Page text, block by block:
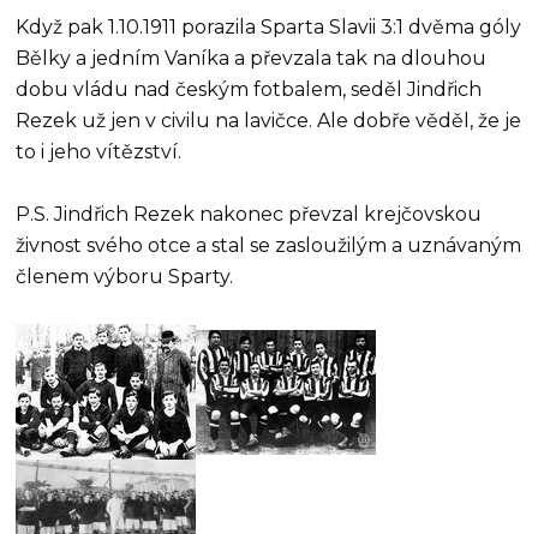
Když pak 1.10.1911 porazila Sparta Slavii 3:1 dvěma góly
Bělky a jedním Vaníka a převzala tak na dlouhou
dobu vládu nad českým fotbalem, seděl Jindřich
Rezek už jen v civilu na lavičce. Ale dobře věděl, že je
to i jeho vítězství.
P.S. Jindřich Rezek nakonec převzal krejčovskou
živnost svého otce a stal se zasloužilým a uznávaným
členem výboru Sparty.